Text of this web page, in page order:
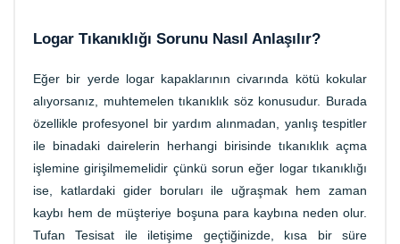
Logar Tıkanıklığı Sorunu Nasıl Anlaşılır?
Eğer bir yerde logar kapaklarının civarında kötü kokular
alıyorsanız, muhtemelen tıkanıklık söz konusudur. Burada
özellikle profesyonel bir yardım alınmadan, yanlış tespitler
ile binadaki dairelerin herhangi birisinde tıkanıklık açma
işlemine girişilmemelidir çünkü sorun eğer logar tıkanıklığı
ise, katlardaki gider boruları ile uğraşmak hem zaman
kaybı hem de müşteriye boşuna para kaybına neden olur.
Tufan Tesisat ile iletişime geçtiğinizde, kısa bir süre